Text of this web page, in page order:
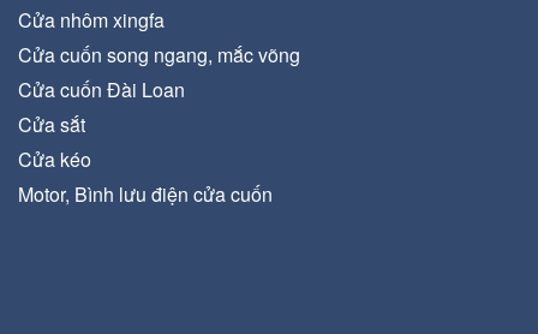
Cửa nhôm xingfa
Cửa cuốn song ngang, mắc võng
Cửa cuốn Đài Loan
Cửa sắt
Cửa kéo
Motor, Bình lưu điện cửa cuốn